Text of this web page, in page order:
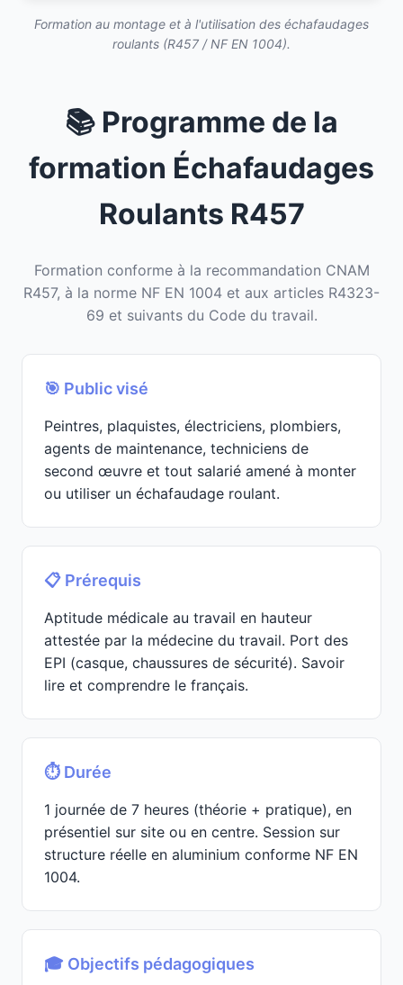
Formation au montage et à l'utilisation des échafaudages
roulants (R457 / NF EN 1004).
📚 Programme de la
formation Échafaudages
Roulants R457
Formation conforme à la recommandation CNAM
R457, à la norme NF EN 1004 et aux articles R4323-
69 et suivants du Code du travail.
🎯 Public visé
Peintres, plaquistes, électriciens, plombiers,
agents de maintenance, techniciens de
second œuvre et tout salarié amené à monter
ou utiliser un échafaudage roulant.
📋 Prérequis
Aptitude médicale au travail en hauteur
attestée par la médecine du travail. Port des
EPI (casque, chaussures de sécurité). Savoir
lire et comprendre le français.
⏱️ Durée
1 journée de 7 heures (théorie + pratique), en
présentiel sur site ou en centre. Session sur
structure réelle en aluminium conforme NF EN
1004.
🎓 Objectifs pédagogiques